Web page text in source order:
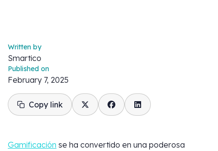
Written by
Smartico
Published on
February 7, 2025
Copy link
Gamificación se ha convertido en una poderosa